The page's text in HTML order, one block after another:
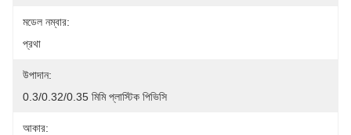
মডেল নম্বার:
প্রথা
উপাদান:
0.3/0.32/0.35 মিমি প্লাস্টিক পিভিসি
আকার: